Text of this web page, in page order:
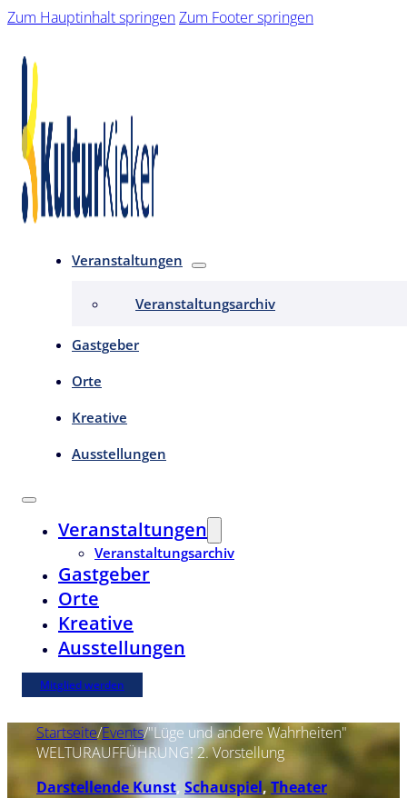
Zum Hauptinhalt springenZum Footer springen
Veranstaltungen
Veranstaltungsarchiv
Gastgeber
Orte
Kreative
Ausstellungen
Veranstaltungen
Veranstaltungsarchiv
Gastgeber
Orte
Kreative
Ausstellungen
Mitglied werden
Startseite/Events/"Lüge und andere Wahrheiten"
WELTURAUFFÜHRUNG! 2. Vorstellung
Darstellende Kunst, Schauspiel, Theater